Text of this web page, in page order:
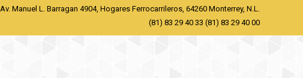
Av. Manuel L. Barragan 4904, Hogares Ferrocarrileros, 64260 Monterrey, N.L.
(81) 83 29 40 33 (81) 83 29 40 00